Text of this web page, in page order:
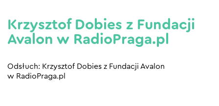
Krzysztof Dobies z Fundacji
Avalon w RadioPraga.pl
Odsłuch: Krzysztof Dobies z Fundacji Avalon
w RadioPraga.pl